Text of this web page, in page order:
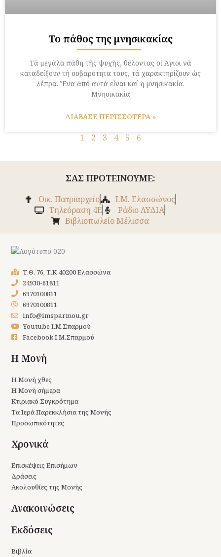
Το πάθος της μνησικακίας
Τά μεγάλα πάθη τῆς ψυχῆς, θέλοντας οἱ Ἅγιοι νά
καταδείξουν τή σοβαρότητα τους, τά χαρακτηρίζουν ὡς
λέπρα. Ἕνα ἀπό αὐτά εἶναι καί ἡ μνησικακία.
Μνησικακία
ΔΙΑΒΑΣΕ ΠΕΡΙΣΣΟΤΕΡΑ »
1 2 3 4 5 6
ΣΑΣ ΠΡΟΤΕΙΝΟΥΜΕ:
Οικ. Πατριαρχείο
Ι.Μ. Ελασσώνος
Tηλεόραση 4Ε
Ράδιο ΛΥΔΙΑ
Βιβλιοπωλείο Μέλισσα
Τ.Θ. 76, Τ.Κ 40200 Ελασσώνα
24930-61811
6970100811
6970100811
info@imsparmou.gr
Youtube Ι.Μ.Σπαρμού
Facebook Ι.Μ.Σπαρμού
Η Μονή
Η Μονή χθες
Η Μονή σήμερα
Κτιριακό Συγκρότημα
Τα Ιερά Παρεκκλήσια της Μονής
Προσωπικότητες
Χρονικά
Επισκέψεις Επισήμων
Δράσεις
Ακολουθίες της Μονής
Ανακοινώσεις
Εκδόσεις
Βιβλία